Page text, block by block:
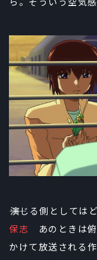
ら。そういう空気
――演じる側としては
保志 あのときは俯
かけて放送される